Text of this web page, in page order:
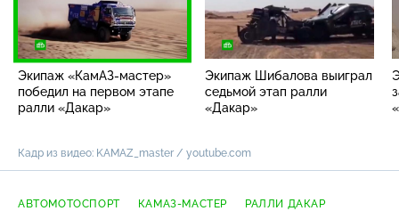
Экипаж «КамАЗ-мастер»
победил на первом этапе
ралли «Дакар»
Экипаж Шибалова выиграл
седьмой этап ралли
«Дакар»
Кадр из видео: KAMAZ_master / youtube.com
АВТОМОТОСПОРТ КАМАЗ-МАСТЕР
РАЛЛИ ДАКАР